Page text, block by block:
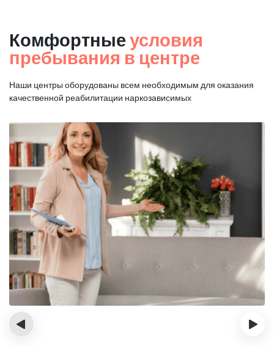
Комфортные условия
пребывания в центре
Наши центры оборудованы всем необходимым для оказания
качественной реабилитации наркозависимых
‹ ›